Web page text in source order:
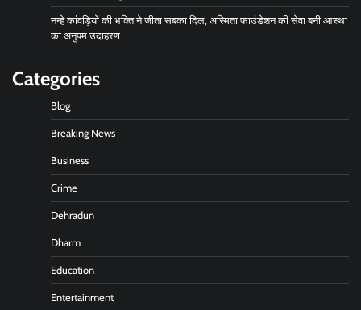
नन्हे कांवड़ियों की भक्ति ने जीता सबका दिल, अस्मिता फाउंडेशन की सेवा बनी आस्था
का अनुपम उदाहरण
Categories
Blog
Breaking News
Business
Crime
Dehradun
Dharm
Education
Entertainment